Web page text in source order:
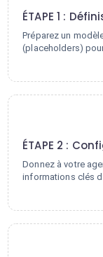
ÉTAPE 1 :
Préparez un
(placeholders)
ÉTAPE 2 :
Donnez à votre
informations clés